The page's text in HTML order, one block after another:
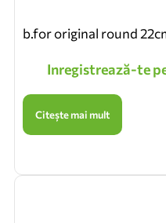
b.for original round
Inregistrează-te
Citește mai mult